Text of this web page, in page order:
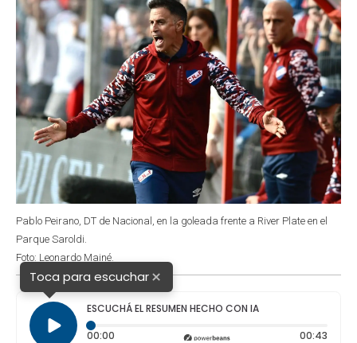
Pablo Peirano, DT de Nacional, en la goleada frente a River Plate en el
Parque Saroldi.
Foto: Leonardo Mainé.
Toca para escuchar×
ESCUCHÁ EL RESUMEN HECHO CON IA
00:00 Tiempo transcurrido: 0 segundos 00:43